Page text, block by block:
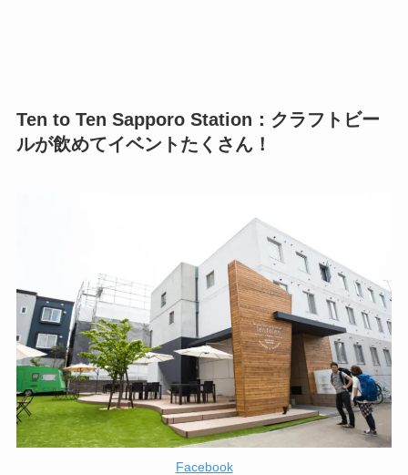
Ten to Ten Sapporo Station：クラフトビー
ルが飲めてイベントたくさん！
Facebook